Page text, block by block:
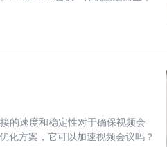
的速度和稳定性对于确保视频会
化方案，它可以加速视频会议吗？